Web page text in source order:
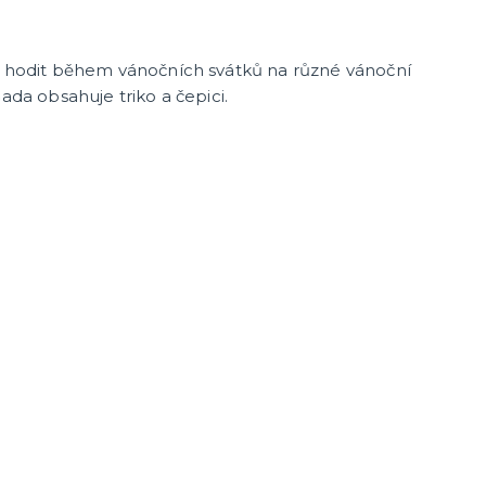
během vánočních svátků na různé vánoční
obsahuje triko a čepici.